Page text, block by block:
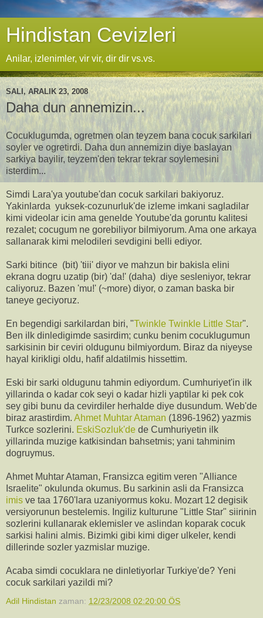
Hindistan Cevizleri
Anilar, izlenimler, vir vir, dir dir vs.vs.
SALI, ARALIK 23, 2008
Daha dun annemizin...
Cocuklugumda, ogretmen olan teyzem bana cocuk sarkilari
soyler ve ogretirdi. Daha dun annemizin diye baslayan
sarkiya bayilir, teyzem'den tekrar tekrar soylemesini
isterdim...
Simdi Lara'ya youtube'dan cocuk sarkilari bakiyoruz.
Yakinlarda yuksek-cozunurluk'de izleme imkani sagladilar
kimi videolar icin ama genelde Youtube'da goruntu kalitesi
rezalet; cocugum ne gorebiliyor bilmiyorum. Ama one arkaya
sallanarak kimi melodileri sevdigini belli ediyor.
Sarki bitince (bit) 'tiii' diyor ve mahzun bir bakisla elini
ekrana dogru uzatip (bir) 'da!' (daha) diye sesleniyor, tekrar
caliyoruz. Bazen 'mu!' (~more) diyor, o zaman baska bir
taneye geciyoruz.
En begendigi sarkilardan biri, "Twinkle Twinkle Little Star".
Ben ilk dinledigimde sasirdim; cunku benim cocuklugumun
sarkisinin bir ceviri oldugunu bilmiyordum. Biraz da niyeyse
hayal kirikligi oldu, hafif aldatilmis hissettim.
Eski bir sarki oldugunu tahmin ediyordum. Cumhuriyet'in ilk
yillarinda o kadar cok seyi o kadar hizli yaptilar ki pek cok
sey gibi bunu da cevirdiler herhalde diye dusundum. Web'de
biraz arastirdim. Ahmet Muhtar Ataman (1896-1962) yazmis
Turkce sozlerini. EskiSozluk'de de Cumhuriyetin ilk
yillarinda muzige katkisindan bahsetmis; yani tahminim
dogruymus.
Ahmet Muhtar Ataman, Fransizca egitim veren "Alliance
Israelite" okulunda okumus. Bu sarkinin asli da Fransizca
imis ve taa 1760'lara uzaniyormus koku. Mozart 12 degisik
versiyorunun bestelemis. Ingiliz kulturune "Little Star" siirinin
sozlerini kullanarak eklemisler ve aslindan koparak cocuk
sarkisi halini almis. Bizimki gibi kimi diger ulkeler, kendi
dillerinde sozler yazmislar muzige.
Acaba simdi cocuklara ne dinletiyorlar Turkiye'de? Yeni
cocuk sarkilari yazildi mi?
Adil Hindistan zaman: 12/23/2008 02:20:00 ÖS